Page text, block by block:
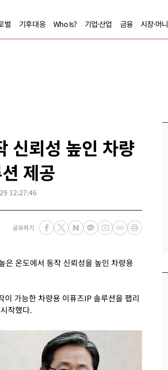
벌 기후대응 Who Is? 기업·산업 금융 시장·머니
신뢰성 높인 차량
제공
12:27:46
공유하기
은 온도에서 동작 신뢰성을 높인 차량용
가능한 차량용 이퓨즈IP 솔루션을 팹리
작했다.